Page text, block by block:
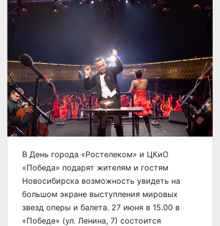
В День города «Ростелеком» и ЦКиО
«Победа» подарят жителям и гостям
Новосибирска возможность увидеть на
большом экране выступления мировых
звезд оперы и балета. 27 июня в 15.00 в
«Победе» (ул. Ленина, 7) состоится